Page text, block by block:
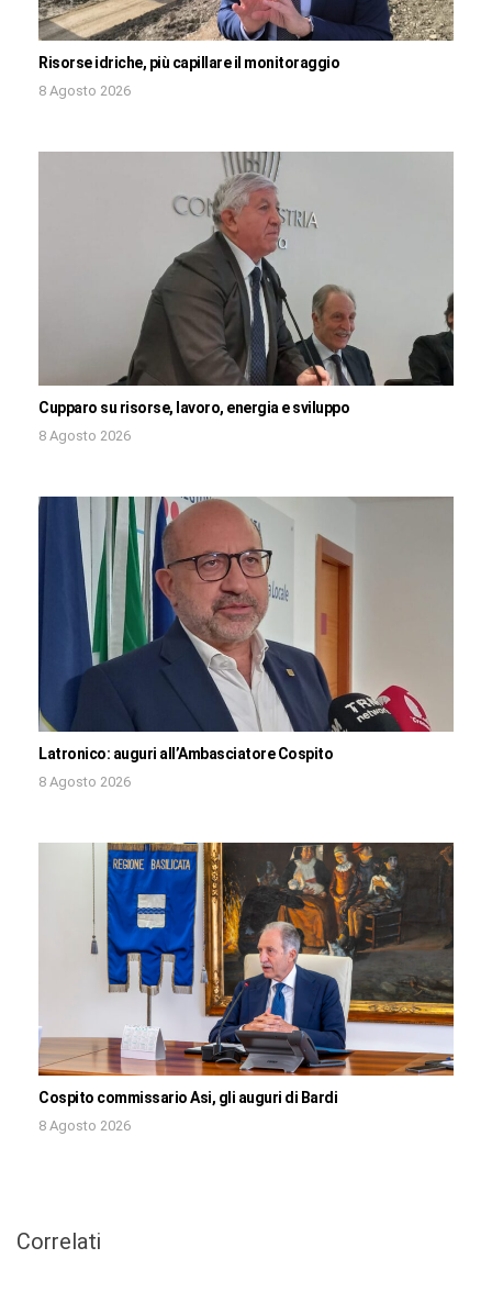
Risorse idriche, più capillare il monitoraggio
8 Agosto 2026
Cupparo su risorse, lavoro, energia e sviluppo
8 Agosto 2026
Latronico: auguri all’Ambasciatore Cospito
8 Agosto 2026
Cospito commissario Asi, gli auguri di Bardi
8 Agosto 2026
Correlati